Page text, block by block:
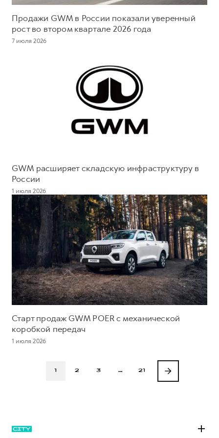
Продажи GWM в России показали уверенный
рост во втором квартале 2026 года
7 июля 2026
GWM расширяет складскую инфраструктуру в
России
1 июля 2026
Старт продаж GWM POER с механической
коробкой передач
1 июля 2026
1 2 3 … 21